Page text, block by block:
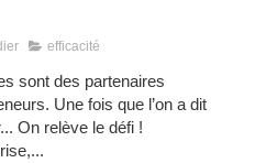
efficacité
sont des partenaires
Une fois que l’on a dit
On relève le défi !